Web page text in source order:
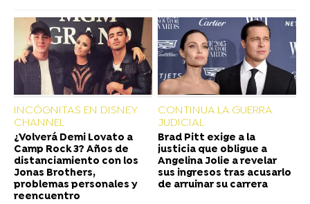
INCÓGNITAS EN DISNEY
CHANNEL
¿Volverá Demi Lovato a
Camp Rock 3? Años de
distanciamiento con los
Jonas Brothers,
problemas personales y
reencuentro
CONTINUA LA GUERRA
JUDICIAL
Brad Pitt exige a la
justicia que obligue a
Angelina Jolie a revelar
sus ingresos tras acusarlo
de arruinar su carrera